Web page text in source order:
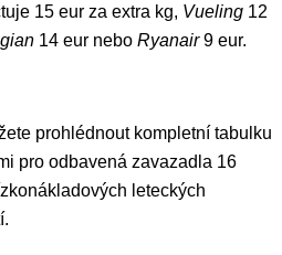
15 eur za extra kg, Vueling 12
14 eur neboRyanair9 eur.
prohlédnout kompletní tabulku
pro odbavená zavazadla 16
leteckých